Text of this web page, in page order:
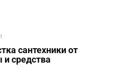
сантехники от
средства